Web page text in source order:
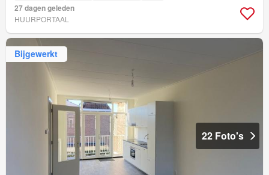
27 dagen geleden
HUURPORTAAL
Bijgewerkt
22 Foto's